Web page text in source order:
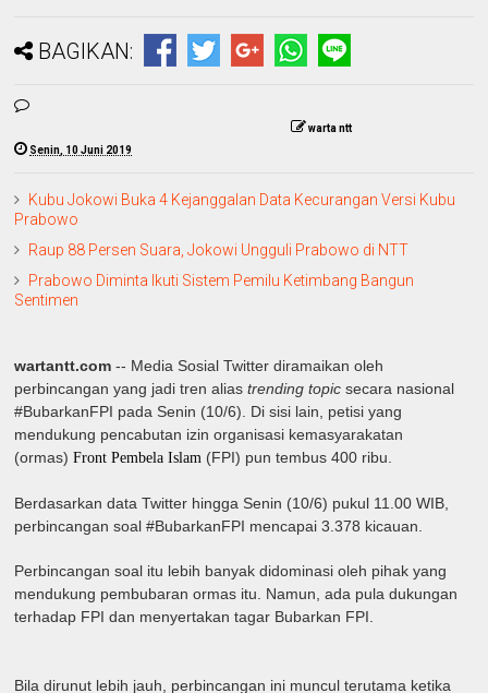
BAGIKAN:
warta ntt
Senin, 10 Juni 2019
Kubu Jokowi Buka 4 Kejanggalan Data Kecurangan Versi Kubu
Prabowo
Raup 88 Persen Suara, Jokowi Ungguli Prabowo di NTT
Prabowo Diminta Ikuti Sistem Pemilu Ketimbang Bangun
Sentimen
wartantt.com -- Media Sosial Twitter diramaikan oleh
perbincangan yang jadi tren aliastrending topic secara nasional
#BubarkanFPI pada Senin (10/6). Di sisi lain, petisi yang
mendukung pencabutan izin organisasi kemasyarakatan
(ormas)Front Pembela Islam (FPI) pun tembus 400 ribu.
Berdasarkan data Twitter hingga Senin (10/6) pukul 11.00 WIB,
perbincangan soal #BubarkanFPI mencapai 3.378 kicauan.
Perbincangan soal itu lebih banyak didominasi oleh pihak yang
mendukung pembubaran ormas itu. Namun, ada pula dukungan
terhadap FPI dan menyertakan tagar Bubarkan FPI.
Bila dirunut lebih jauh, perbincangan ini muncul terutama ketika